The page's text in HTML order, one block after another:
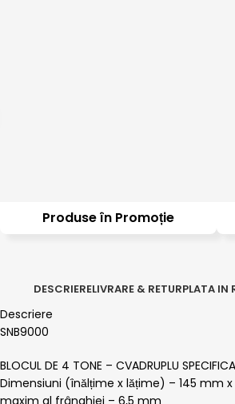
Produse în Promoție
DESCRIERELIVRARE & RETURPLATA IN
Descriere
SNB9000
BLOCUL DE 4 TONE – CVADRUPLU
Dimensiuni (înălțime x lățime) – 145 mm